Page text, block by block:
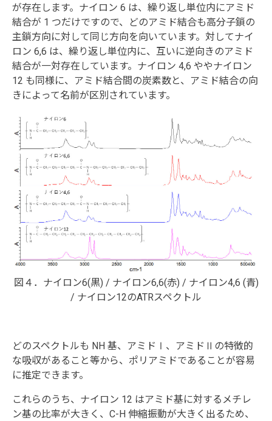
が存在します。ナイロン 6 は、繰り返し単位内にアミド
結合が 1 つだけですので、どのアミド結合も高分子鎖の
主鎖方向に対して同じ方向を向いています。対してナイ
ロン 6,6 は、繰り返し単位内に、互いに逆向きのアミド
結合が一対存在しています。ナイロン 4,6 ややナイロン
12 も同様に、アミド結合間の炭素数と、アミド結合の向
きによって名前が区別されています。
図４．ナイロン6(黒) / ナイロン6,6(赤) / ナイロン4,6 (青)
/ ナイロン12のATRスペクトル
どのスペクトルも NH 基、アミドⅠ、アミドⅡの特徴的
な吸収があること等から、ポリアミドであることが容易
に推定できます。
これらのうち、ナイロン 12 はアミド基に対するメチレ
ン基の比率が大きく、C-H 伸縮振動が大きく出るため、